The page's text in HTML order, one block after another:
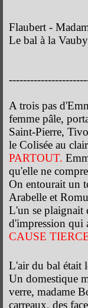
Flaubert -
Le bal à la
A trois pas
femme pâle,
Saint-Pierre,
le Colisée au
PARTOUT.
qu'elle ne
On entourait un
Arabelle et
L'un se plaignait
d'impression qui
CAUSE
L'air du bal était
Un domestique
verre, madame
carreaux, des